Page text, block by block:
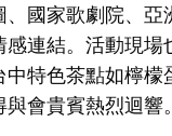
國家歌劇院、
連結。活動現
中特色茶點如檸
會貴賓熱烈迴響。